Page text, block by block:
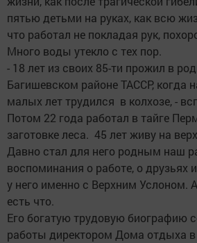
пятью детьми на руках, как всю
что работал не покладая рук,
Много воды утекло с тех пор.
- 18 лет из своих 85-ти прожил в
Багишевском районе ТАССР, когда
малых лет трудился в колхозе, -
Потом 22 года работал в тайге
заготовке леса. 45 лет живу на
Давно стал для него родным наш
воспоминания о работе, о друзьях
у него именно с Верхним Услоном.
есть что.
Его богатую трудовую биографию
работы директором Дома отдыха